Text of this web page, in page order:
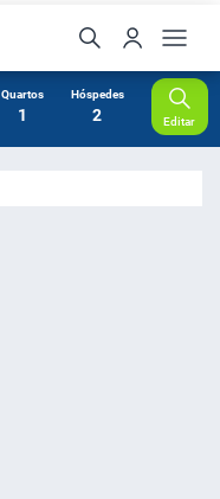
Quartos
1
Hóspedes
2 Editar